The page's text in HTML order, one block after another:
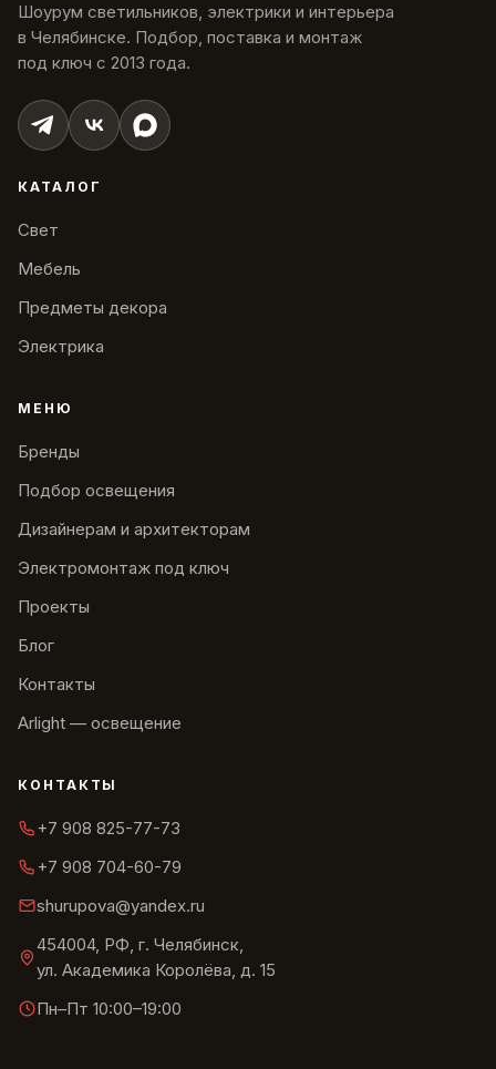
Шоурум светильников, электрики и интерьера
в Челябинске. Подбор, поставка и монтаж
под ключ с 2013 года.
КАТАЛОГ
Свет
Мебель
Предметы декора
Электрика
МЕНЮ
Бренды
Подбор освещения
Дизайнерам и архитекторам
Электромонтаж под ключ
Проекты
Блог
Контакты
Arlight — освещение
КОНТАКТЫ
+7 908 825-77-73
+7 908 704-60-79
shurupova@yandex.ru
454004, РФ, г. Челябинск,
ул. Академика Королёва, д. 15
Пн–Пт 10:00–19:00